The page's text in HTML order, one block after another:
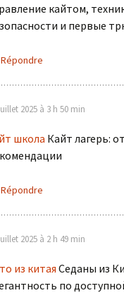
кайтом,
и первые
Répondre
2025 à 3 h 50 min
школа Кайт лагерь:
Répondre
2025 à 2 h 49 min
из китая Седаны из
по